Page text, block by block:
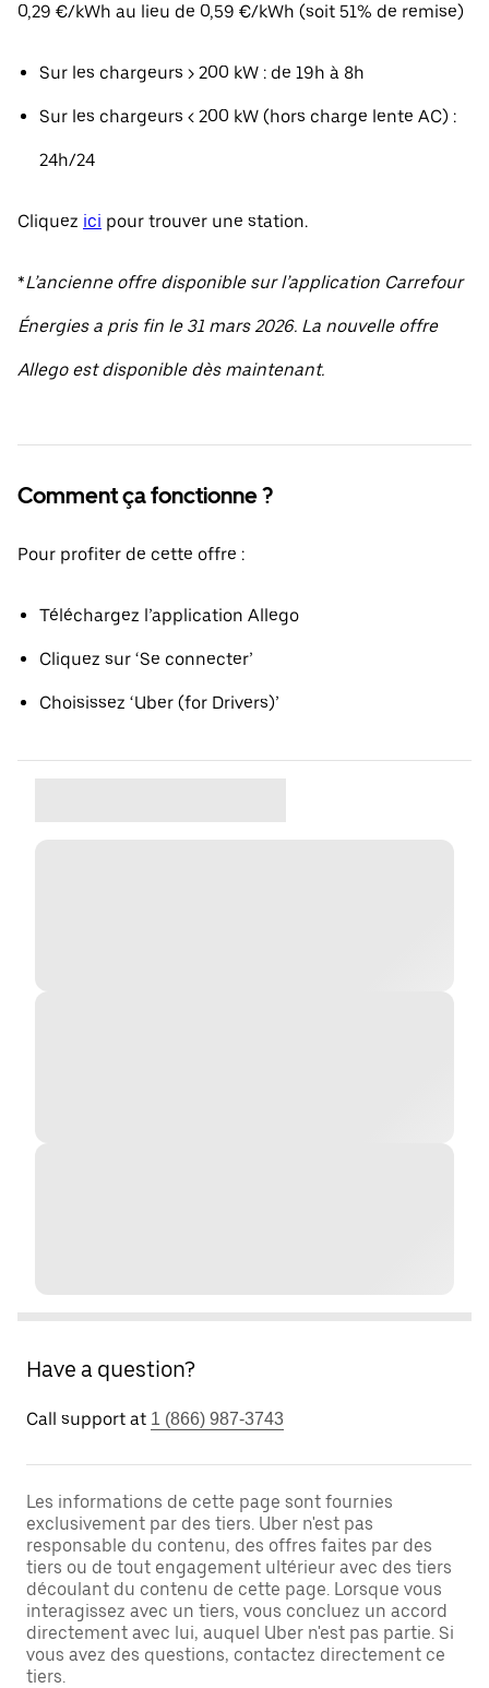
0,29 €/kWh au lieu de 0,59 €/kWh (soit 51% de remise)
Sur les chargeurs > 200 kW : de 19h à 8h
Sur les chargeurs < 200 kW (hors charge lente AC) :
24h/24
Cliquez ici pour trouver une station.
*L’ancienne offre disponible sur l’application Carrefour
Énergies a pris fin le 31 mars 2026. La nouvelle offre
Allego est disponible dès maintenant.
Comment ça fonctionne ?
Pour profiter de cette offre :
Téléchargez l’application Allego
Cliquez sur ‘Se connecter’
Choisissez ‘Uber (for Drivers)’
Have a question?
Call support at 1 (866) 987-3743
Les informations de cette page sont fournies
exclusivement par des tiers. Uber n'est pas
responsable du contenu, des offres faites par des
tiers ou de tout engagement ultérieur avec des tiers
découlant du contenu de cette page. Lorsque vous
interagissez avec un tiers, vous concluez un accord
directement avec lui, auquel Uber n'est pas partie. Si
vous avez des questions, contactez directement ce
tiers.